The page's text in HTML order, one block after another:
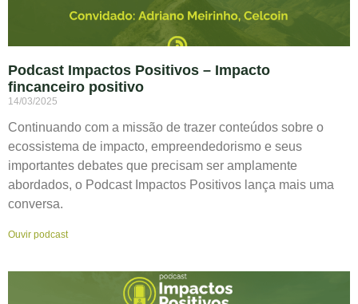
Podcast Impactos Positivos – Impacto
fincanceiro positivo
14/03/2025
Continuando com a missão de trazer conteúdos sobre o
ecossistema de impacto, empreendedorismo e seus
importantes debates que precisam ser amplamente
abordados, o Podcast Impactos Positivos lança mais uma
conversa.
Ouvir podcast